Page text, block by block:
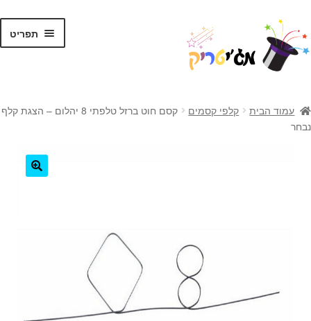
דלג
לניווט
לדלג
לתוכן
תפריט
קסמים לילדים
עמוד הבית קלפי קסמים
קסם חוט ברזל טלפתי 8 יהלום – הצגת קלף
נבחר